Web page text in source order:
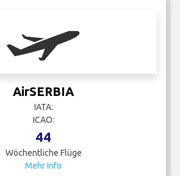
AirSERBIA
IATA:
ICAO:
44
Wöchentliche Flüge
Mehr Info